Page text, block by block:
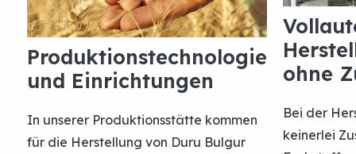
Der Duru-
Unterschıed
Produktionstechnologie
und Einrichtungen
In unserer Produktionsstätte kommen
für die Herstellung von Duru Bulgur
ohne
Bei der
keinerlei